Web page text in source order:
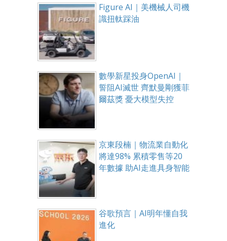
Figure AI｜美機械人司機
識扭軚踩油
數學新星投身OpenAI｜
誓阻AI滅世 齊默曼剛獲菲
爾茲獎 憂大模型失控
京東段楠｜物流業自動化
將達98% 累積零售等20
年數據 助AI走進具身智能
谷歌預言｜AI明年懂自我
進化